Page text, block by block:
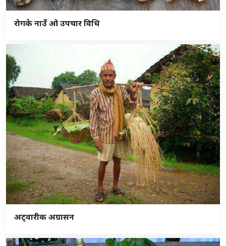
रोगके नाउँ ओ उपचार विधि
अट्वारीक अग्रासन